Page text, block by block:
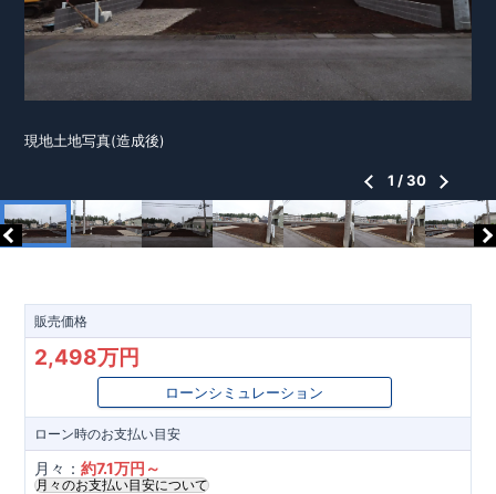
販売価格
2,498万円
ローンシミュレーション
ローン時のお支払い目安
月々：約7.1万円～
月々のお支払い目安について
現地土地写真(造成後)
1 /30